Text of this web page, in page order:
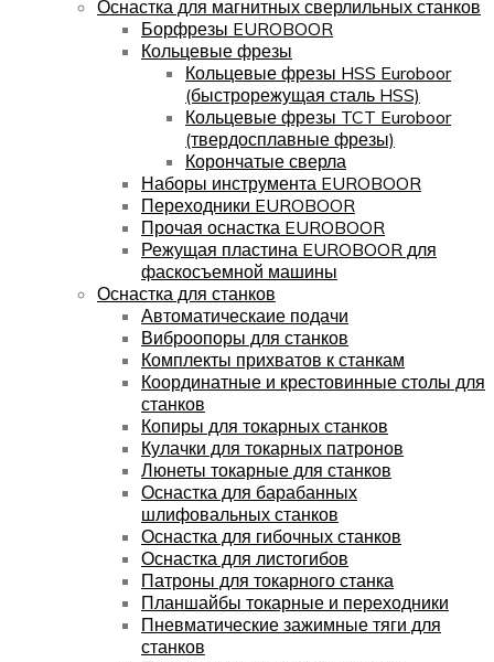
Оснастка для магнитных сверлильных станков
Борфрезы EUROBOOR
Кольцевые фрезы
Кольцевые фрезы HSS Euroboor
(быстрорежущая сталь HSS)
Кольцевые фрезы TCT Euroboor
(твердосплавные фрезы)
Корончатые сверла
Наборы инструмента EUROBOOR
Переходники EUROBOOR
Прочая оснастка EUROBOOR
Режущая пластина EUROBOOR для
фаскосъемной машины
Оснастка для станков
Автоматическаие подачи
Виброопоры для станков
Комплекты прихватов к станкам
Координатные и крестовинные столы для
станков
Копиры для токарных станков
Кулачки для токарных патронов
Люнеты токарные для станков
Оснастка для барабанных
шлифовальных станков
Оснастка для гибочных станков
Оснастка для листогибов
Патроны для токарного станка
Планшайбы токарные и переходники
Пневматические зажимные тяги для
станков